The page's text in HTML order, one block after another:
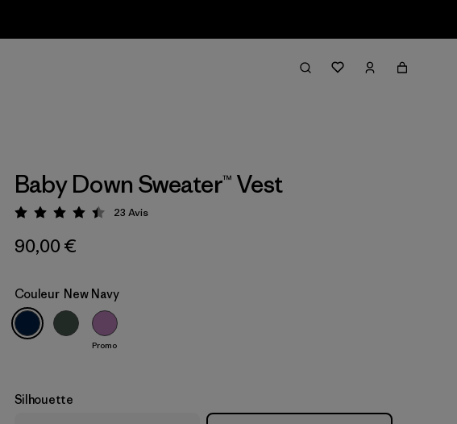
Baby Down Sweater™ Vest
Évaluation: 4.5 / 5
23 Avis
90,00 €
Couleur New Navy
Promo
Silhouette